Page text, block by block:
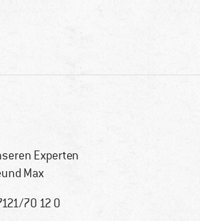
Experten
Max
70 12 0